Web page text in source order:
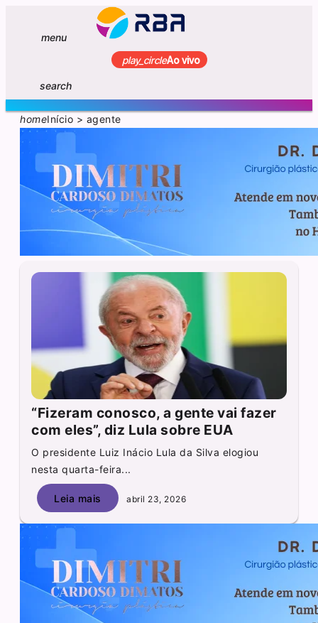
menu
play_circleAo vivo
search
homeInício > agente
“Fizeram conosco, a gente vai fazer
com eles”, diz Lula sobre EUA
O presidente Luiz Inácio Lula da Silva elogiou
nesta quarta-feira...
Leia mais abril 23, 2026